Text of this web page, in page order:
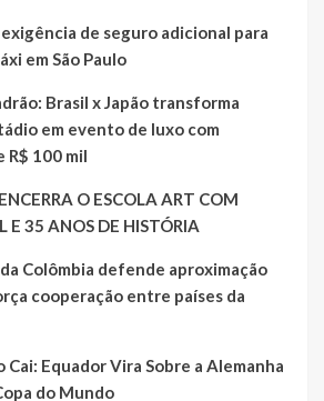
de seguro adicional para
em São Paulo
Brasil x Japão transforma
em evento de luxo com
R$ 100 mil
O ESCOLA ART COM
E 35 ANOS DE HISTÓRIA
Colômbia defende aproximação
cooperação entre países da
Equador Vira Sobre a Alemanha
do Mundo